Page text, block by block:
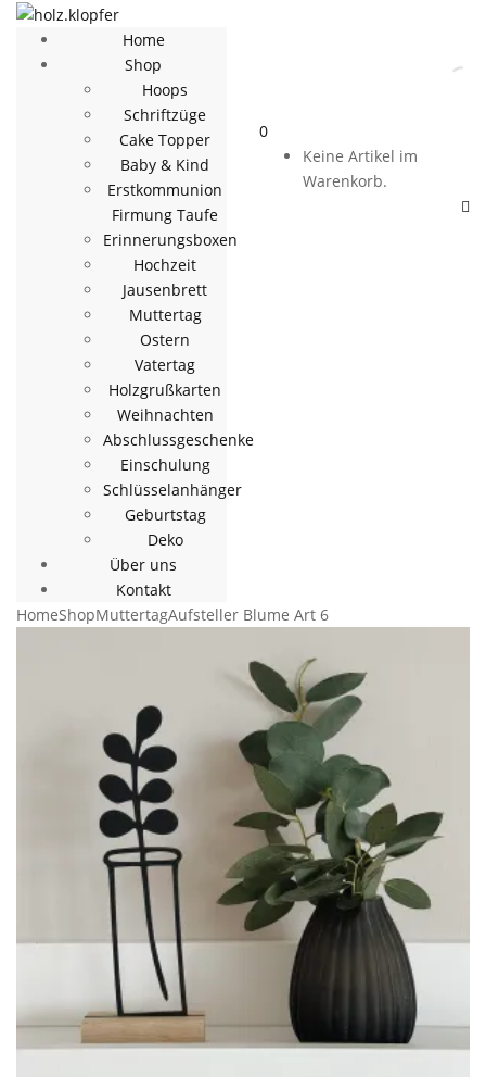
Home
Shop
Hoops
Schriftzüge
Cake Topper
Baby & Kind
Erstkommunion
Firmung Taufe
Erinnerungsboxen
Hochzeit
Jausenbrett
Muttertag
Ostern
Vatertag
Holzgrußkarten
Weihnachten
Abschlussgeschenke
Einschulung
Schlüsselanhänger
Geburtstag
Deko
Über uns
Kontakt
0
Keine Artikel im
Warenkorb.
HomeShopMuttertagAufsteller Blume Art 6